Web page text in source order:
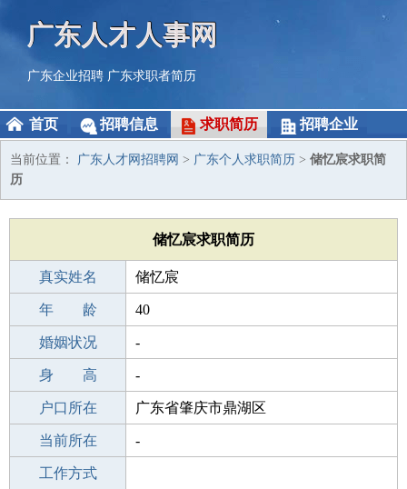
广东人才人事网
广东企业招聘 广东求职者简历
首页 招聘信息 求职简历 招聘企业
当前位置： 广东人才网招聘网 > 广东个人求职简历 > 储忆宸求职简
历
储忆宸求职简历
真实姓名 储忆宸
性 别 女
年 龄 40
出生年月 1986-05-05
婚姻状况 -
学 历 初中
身 高 -
毕业学校 福清城兴初级中学
户口所在 广东省肇庆市鼎湖区
所学专业 -
当前所在 -
工作经验
工作方式